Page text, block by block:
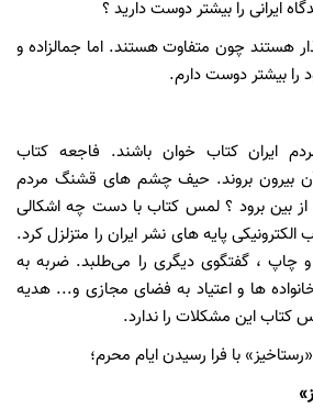
ایرانی را بیشتر دوست دارید ؟
هستند چون متفاوت هستند. اما جمالزاده و
را بیشتر دوست دارم.
ایران کتاب خوان باشند. فاجعه کتاب
آن بیرون بروند. حیف چشم های قشنگ مردم
از بین برود ؟ لمس کتاب با دست چه اشکالی
الکترونیکی پایه های نشر ایران را متزلزل کرد.
چاپ ، گفتگوی دیگری را می‌طلبد. ضربه به
ها و اعتیاد به فضای مجازی و... هدیه
این مشکلات را ندارد.
با فرا رسیدن ایام محرم؛